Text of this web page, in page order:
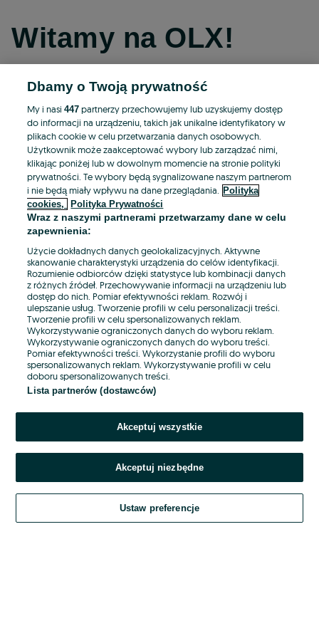
Witamy na OLX!
Kontynuuj przez Facebooka
Kontynuuj przez konto Apple
Kontynuuj przez konto Google
LUB
E-mail
Hasło
Nie pamiętasz hasła?
Zaloguj się
Kontynuując za pośrednictwem jednego z dostawców wskazanych powyżej,
Regulamin serwisu OLX.pl w jego aktualnym brzmieniu.
Dbamy o Twoją prywatność
My i nasi447 partnerzy przechowujemy lub uzyskujemy dostęp
do informacji na urządzeniu, takich jak unikalne identyfikatory w
plikach cookie w celu przetwarzania danych osobowych.
Użytkownik może zaakceptować wybory lub zarządzać nimi,
klikając poniżej lub w dowolnym momencie na stronie polityki
prywatności. Te wybory będą sygnalizowane naszym partnerom
i nie będą miały wpływu na dane przeglądania.
Polityka
cookies,
Polityka Prywatności
Wraz z naszymi partnerami przetwarzamy dane w celu
zapewnienia:
Użycie dokładnych danych geolokalizacyjnych. Aktywne
skanowanie charakterystyki urządzenia do celów identyfikacji.
Rozumienie odbiorców dzięki statystyce lub kombinacji danych
z różnych źródeł. Przechowywanie informacji na urządzeniu lub
dostęp do nich. Pomiar efektywności reklam. Rozwój i
ulepszanie usług. Tworzenie profili w celu personalizacji treści.
Tworzenie profili w celu spersonalizowanych reklam.
Wykorzystywanie ograniczonych danych do wyboru reklam.
Wykorzystywanie ograniczonych danych do wyboru treści.
Pomiar efektywności treści. Wykorzystanie profili do wyboru
spersonalizowanych reklam. Wykorzystywanie profili w celu
doboru spersonalizowanych treści.
Lista partnerów (dostawców)
Akceptuj wszystkie
Akceptuj niezbędne
Ustaw preferencje